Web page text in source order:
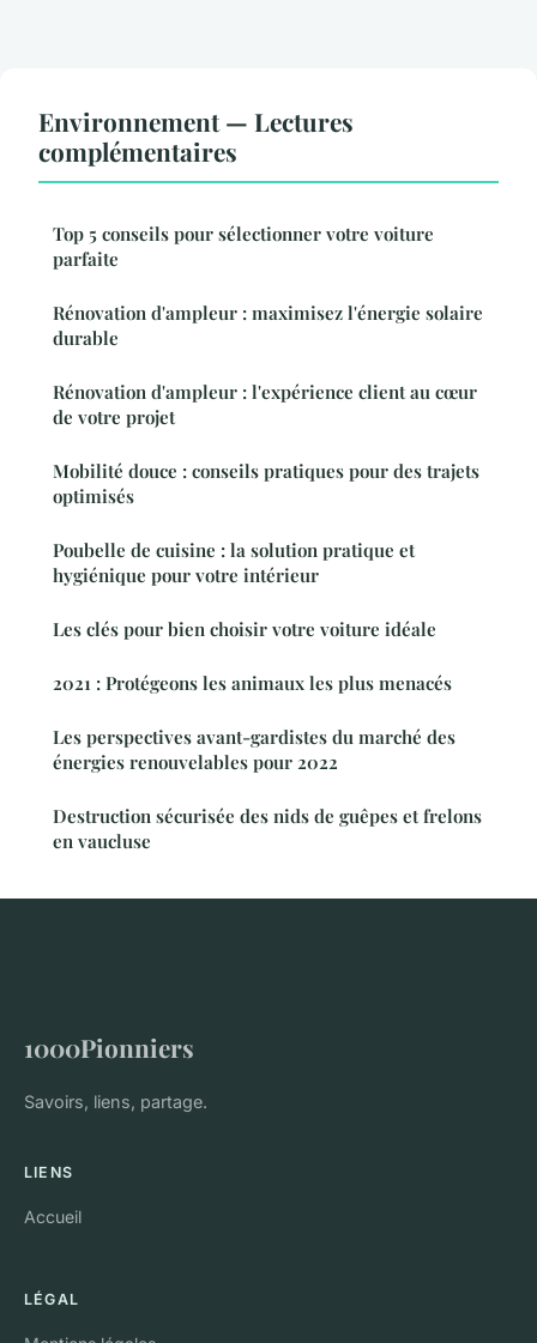
Environnement — Lectures
complémentaires
Top 5 conseils pour sélectionner votre voiture
parfaite
Rénovation d'ampleur : maximisez l'énergie solaire
durable
Rénovation d'ampleur : l'expérience client au cœur
de votre projet
Mobilité douce : conseils pratiques pour des trajets
optimisés
Poubelle de cuisine : la solution pratique et
hygiénique pour votre intérieur
Les clés pour bien choisir votre voiture idéale
2021 : Protégeons les animaux les plus menacés
Les perspectives avant-gardistes du marché des
énergies renouvelables pour 2022
Destruction sécurisée des nids de guêpes et frelons
en vaucluse
1000Pionniers
Savoirs, liens, partage.
LIENS
Accueil
LÉGAL